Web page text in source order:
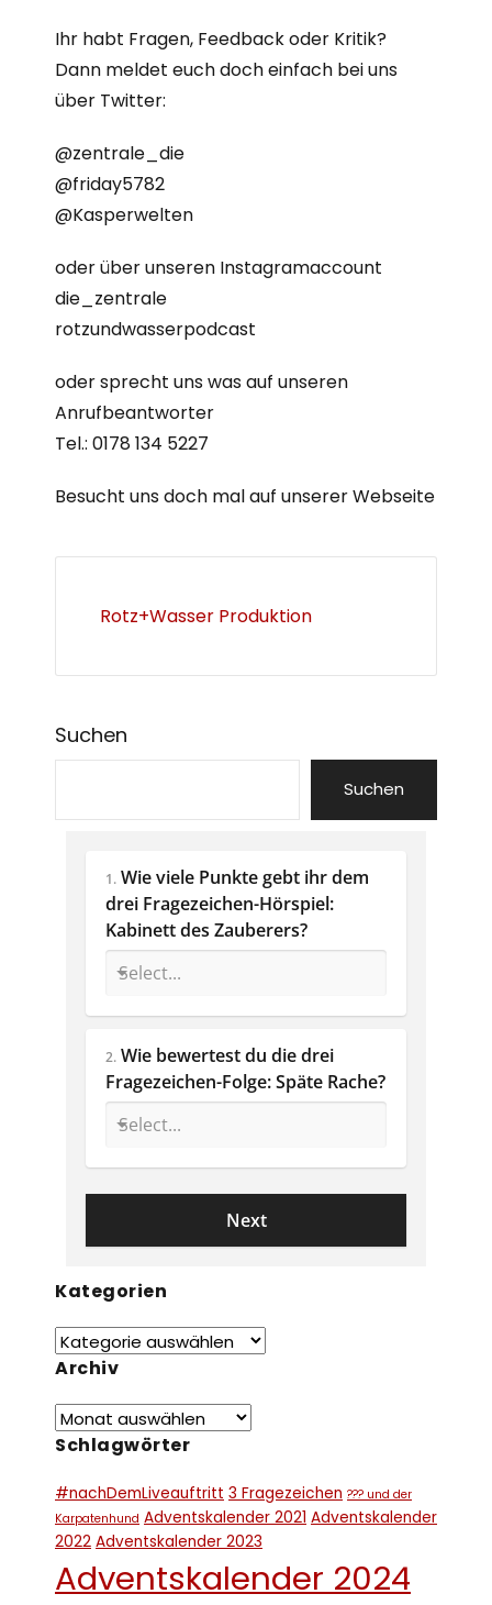
Ihr habt Fragen, Feedback oder Kritik?
Dann meldet euch doch einfach bei uns
über Twitter:
@zentrale_die
@friday5782
@Kasperwelten
oder über unseren Instagramaccount
die_zentrale
rotzundwasserpodcast
oder sprecht uns was auf unseren
Anrufbeantworter
Tel.: 0178 134 5227
Besucht uns doch mal auf unserer Webseite
Rotz+Wasser Produktion
Suchen
Suchen
1. Wie viele Punkte gebt ihr dem
drei Fragezeichen-Hörspiel:
Kabinett des Zauberers?
2. Wie bewertest du die drei
Kategorien
Archiv
Schlagwörter
#nachDemLiveauftritt 3 Fragezeichen ??? und der
Karpatenhund Adventskalender 2021 Adventskalender
2022 Adventskalender 2023
Adventskalender 2024